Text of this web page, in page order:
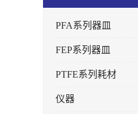
PFA系列器皿
FEP系列器皿
PTFE系列耗材
仪器